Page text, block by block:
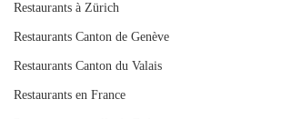
Restaurants à Zürich
Restaurants Canton de Genève
Restaurants Canton du Valais
Restaurants en France